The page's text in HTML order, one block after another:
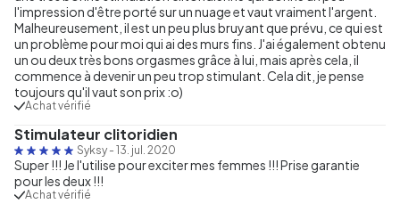
l'impression d'être porté sur un nuage et vaut vraiment l'argent.
Malheureusement, il est un peu plus bruyant que prévu, ce qui est
un problème pour moi qui ai des murs fins. J'ai également obtenu
un ou deux très bons orgasmes grâce à lui, mais après cela, il
commence à devenir un peu trop stimulant. Cela dit, je pense
toujours qu'il vaut son prix :o)
Achat vérifié
Stimulateur clitoridien
Syksy - 13. jul. 2020
Super !!! Je l'utilise pour exciter mes femmes !!! Prise garantie
pour les deux !!!
Achat vérifié